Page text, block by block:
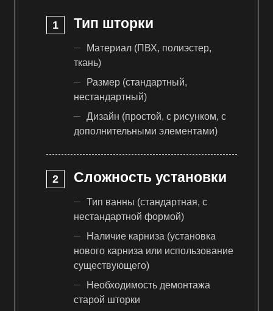
Тип шторки
Материал (ПВХ, полиэстер,
ткань)
Размер (стандартный,
нестандартный)
Дизайн (простой, с рисунком, с
дополнительными элементами)
Сложность установки
Тип ванны (стандартная, с
нестандартной формой)
Наличие карниза (установка
нового карниза или использование
существующего)
Необходимость демонтажа
старой шторки